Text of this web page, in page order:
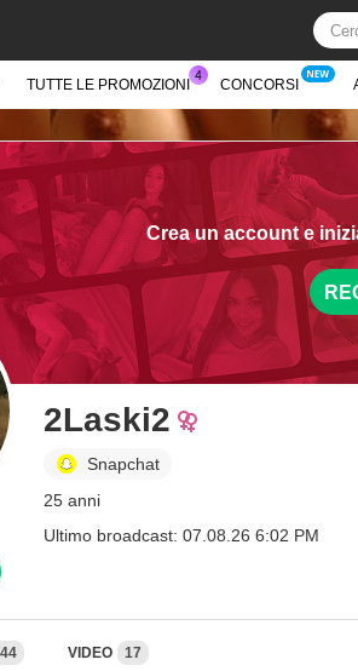
TUTTE LE PROMOZIONI CONCORSI
Crea un account e
2Laski2
Snapchat
25 anni
Ultimo broadcast: 07.08.26 6:02 PM
44 VIDEO 17